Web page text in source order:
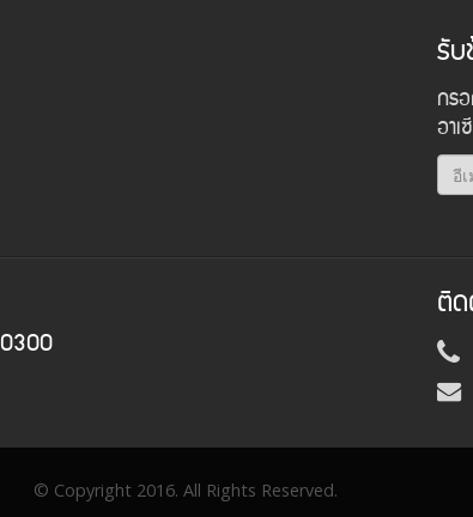
รับ
กร
อา
ติด
© Copyright 2016. All Rights Reserved.